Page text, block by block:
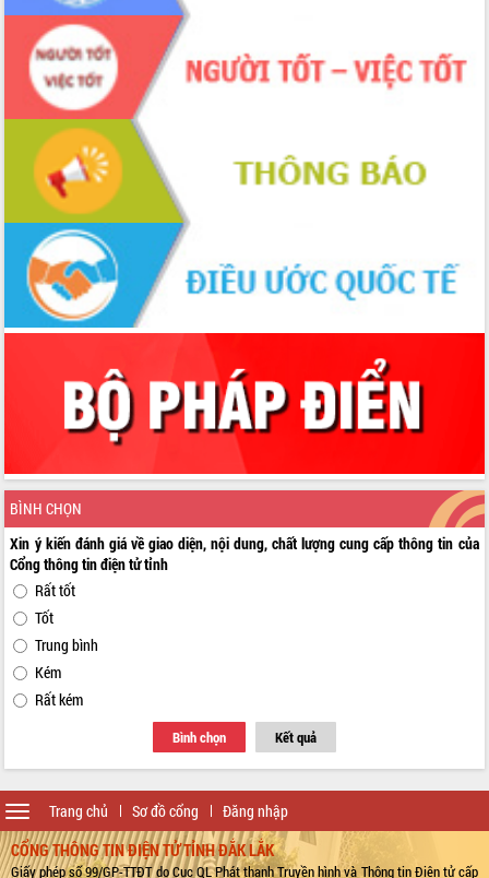
BÌNH CHỌN
Xin ý kiến đánh giá về giao diện, nội dung, chất lượng cung cấp thông tin của
Cổng thông tin điện tử tỉnh
Rất tốt
Tốt
Trung bình
Kém
Rất kém
Bình chọn Kết quả
Trang chủ Sơ đồ cổng Đăng nhập
Toggle
navigation
CỔNG THÔNG TIN ĐIỆN TỬ TỈNH ĐẮK LẮK
Giấy phép số 99/GP-TTĐT do Cục QL Phát thanh Truyền hình và Thông tin Điện tử cấp